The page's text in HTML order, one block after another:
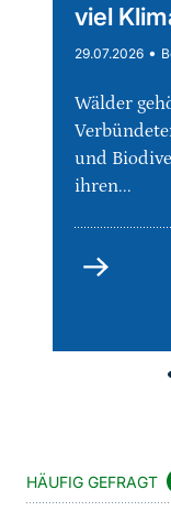
viel
29.07.2026 •
Wälder
und
ihren...
mehr
HÄUFIG GEFRAGT